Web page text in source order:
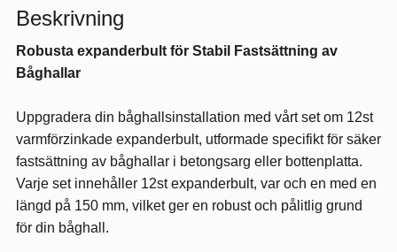
montage
Beskrivning
Robusta expanderbult för Stabil Fastsättning av
Båghallar
Uppgradera din båghallsinstallation med vårt set om 12st
varmförzinkade expanderbult, utformade specifikt för säker
fastsättning av båghallar i betongsarg eller bottenplatta.
Varje set innehåller 12st expanderbult, var och en med en
längd på 150 mm, vilket ger en robust och pålitlig grund
för din båghall.